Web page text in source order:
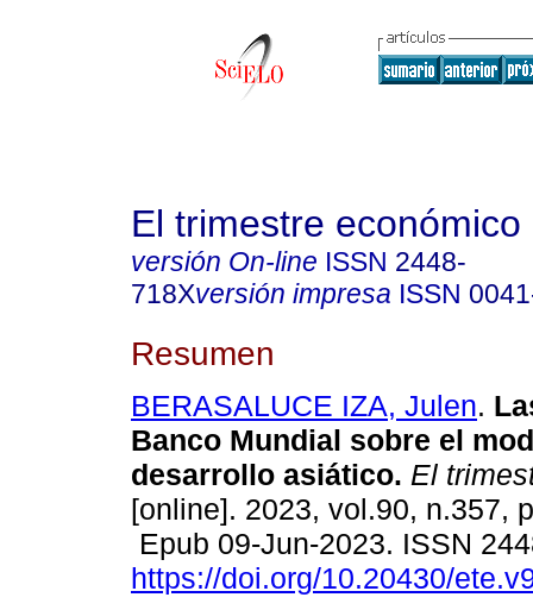
El trimestre económico
versión On-line ISSN 2448-
718Xversión impresa ISSN
Resumen
BERASALUCE IZA, Julen.
Banco Mundial sobre el
desarrollo asiático. El
[online]. 2023, vol.90, n.357,
Epub 09-Jun-2023. ISSN
https://doi.org/10.20430/